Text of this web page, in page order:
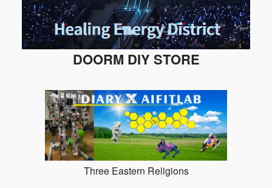
DOORM DIY STORE
Three Eastern Religions